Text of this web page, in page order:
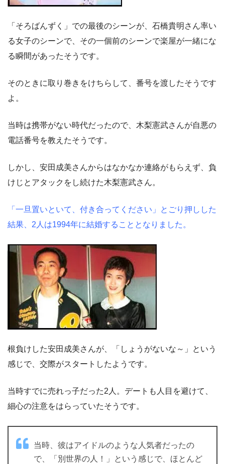
「そろばんずく」での最後のシーンが、石橋貴明さん率い
る女子のシーンで、その一個前のシーンで楽屋が一緒にな
る瞬間があったそうです。
そのときに取り巻きをけちらして、番号を渡したそうです
よ。
当時は携帯がない時代だったので、木梨憲武さんが自悪の
電話番号を教えたそうです。
しかし、安田成美さんからはなかなか連絡がもらえず、負
けじとアタックをし続けた木梨憲武さん。
「一旦置いといて、付き合ってください」とごり押しした
結果、2人は1994年に結婚することとなりました。
根負けした安田成美さんが、「しょうがないな～」という
感じで、交際がスタートしたようです。
当時すでに売れっ子だった2人。デートも人目を避けて、
細心の注意をはらっていたそうです。
当時、彼はアイドルのような人気者だったの
で、「別世界の人！」という感じで、ほとんど